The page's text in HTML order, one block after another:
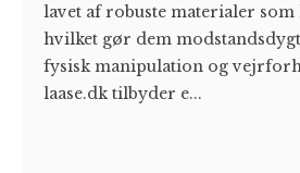
lavet af robuste materialer
hvilket gør dem
fysisk manipulation og
laase.dk tilbyder e...